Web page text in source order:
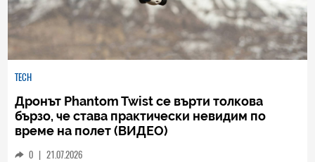
TECH
Дронът Phantom Twist се върти толкова
бързо, че става практически невидим по
време на полет (ВИДЕО)
0 | 21.07.2026